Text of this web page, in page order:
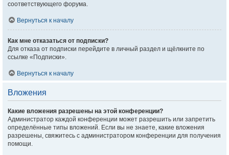
соответствующего форума.
Вернуться к началу
Как мне отказаться от подписки?
Для отказа от подписки перейдите в личный раздел и щёлкните по
ссылке «Подписки».
Вернуться к началу
Вложения
Какие вложения разрешены на этой конференции?
Администратор каждой конференции может разрешить или запретить
определённые типы вложений. Если вы не знаете, какие вложения
разрешены, свяжитесь с администратором конференции для получения
помощи.